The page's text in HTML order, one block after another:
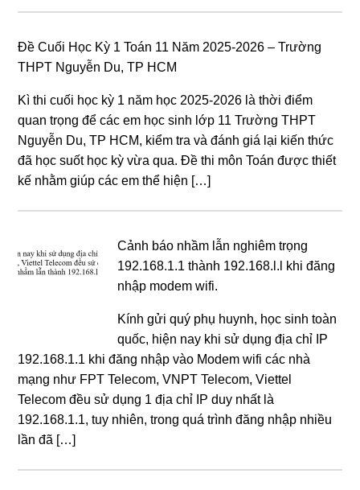
Đề Cuối Học Kỳ 1 Toán 11 Năm 2025-2026 – Trường
THPT Nguyễn Du, TP HCM
Kì thi cuối học kỳ 1 năm học 2025-2026 là thời điểm
quan trọng để các em học sinh lớp 11 Trường THPT
Nguyễn Du, TP HCM, kiểm tra và đánh giá lại kiến thức
đã học suốt học kỳ vừa qua. Đề thi môn Toán được thiết
kế nhằm giúp các em thể hiện […]
Cảnh báo nhầm lẫn nghiêm trọng
192.168.1.1 thành 192.168.l.l khi đăng
nhập modem wifi.
Kính gửi quý phụ huynh, học sinh toàn
quốc, hiện nay khi sử dụng địa chỉ IP
192.168.1.1 khi đăng nhập vào Modem wifi các nhà
mạng như FPT Telecom, VNPT Telecom, Viettel
Telecom đều sử dụng 1 địa chỉ IP duy nhất là
192.168.1.1, tuy nhiên, trong quá trình đăng nhập nhiều
lần đã […]